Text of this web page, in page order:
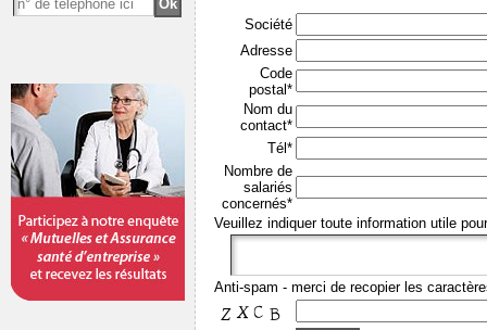
Société
Adresse
Code
postal*
Nom du
contact*
Tél*
Nombre de
salariés
concernés*
Veuillez indiquer toute information utile
Anti-spam - merci de recopier les